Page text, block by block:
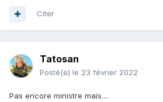
Citer
Tatosan
Posté(e) le 23 février 2022
Pas encore ministre mais....